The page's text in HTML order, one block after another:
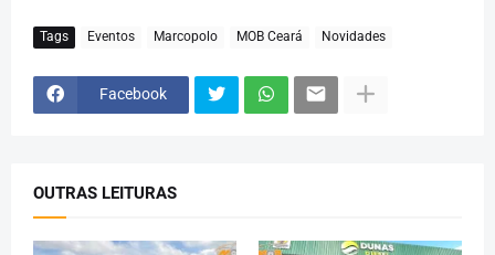
Tags Eventos Marcopolo MOB Ceará Novidades
Facebook
OUTRAS LEITURAS